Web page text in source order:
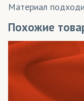
Материал
Похожие